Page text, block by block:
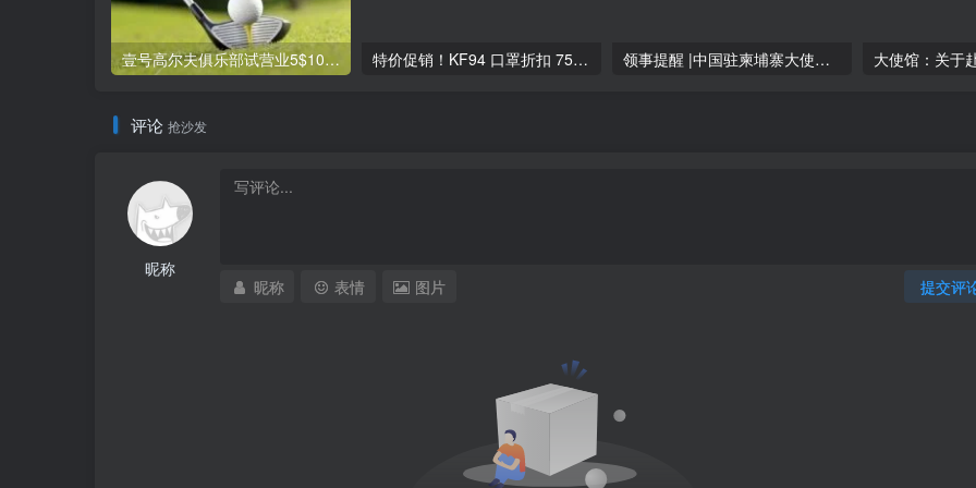
壹号高尔夫俱乐部试营业5$100球 特价促销！KF94 口罩折扣 75%,只需0.3$,永旺1和2有售 领事提醒 |中国驻柬埔寨大使馆提醒在柬中国公民谨防网赌电诈
评论 抢沙发
昵称
提交评
昵称 表情 图片